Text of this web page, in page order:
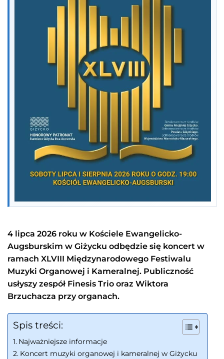
4 lipca 2026 roku w Kościele Ewangelicko-
Augsburskim w Giżycku odbędzie się koncert w
ramach XLVIII Międzynarodowego Festiwalu
Muzyki Organowej i Kameralnej. Publiczność
usłyszy zespół Finesis Trio oraz Wiktora
Brzuchacza przy organach.
Spis treści:
Najważniejsze informacje
Koncert muzyki organowej i kameralnej w Giżycku